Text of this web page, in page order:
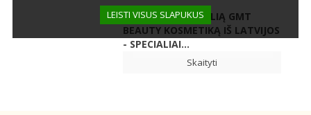
ATRASKITE UNIKALIĄ GMT
BEAUTY KOSMETIKĄ IŠ LATVIJOS
- SPECIALIAI...
Skaityti
LEISTI VISUS SLAPUKUS